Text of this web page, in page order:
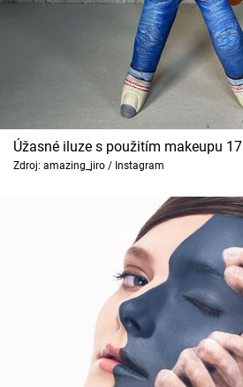
Úžasné iluze s použitím makeupu 17
Zdroj: amazing_jiro / Instagram